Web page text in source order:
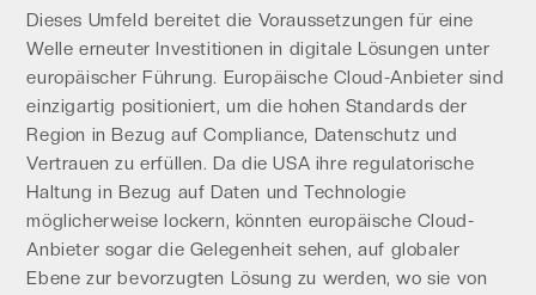
Dieses Umfeld bereitet die Voraussetzungen für eine
Welle erneuter Investitionen in digitale Lösungen unter
europäischer Führung. Europäische Cloud-Anbieter sind
einzigartig positioniert, um die hohen Standards der
Region in Bezug auf Compliance, Datenschutz und
Vertrauen zu erfüllen. Da die USA ihre regulatorische
Haltung in Bezug auf Daten und Technologie
möglicherweise lockern, könnten europäische Cloud-
Anbieter sogar die Gelegenheit sehen, auf globaler
Ebene zur bevorzugten Lösung zu werden, wo sie von